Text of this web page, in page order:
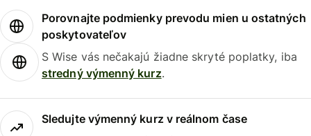
Porovnajte podmienky prevodu mien u ostatných
poskytovateľov
S Wise vás nečakajú žiadne skryté poplatky, iba
stredný výmenný kurz.
Sledujte výmenný kurz v reálnom čase